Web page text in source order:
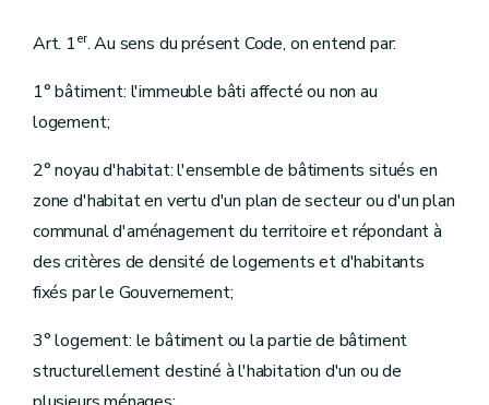
Des ressources
Section 6 De la structure et du fonctionnement
Sous-section 2 Du conseil d'administration
Section 7
Sous-section première Du comité de gestion financière
Sous-section 2 Des commissaires et de l'observateur du Gouvernement
Du contrôle révisoral
Section 9 Du budget, de la comptabilité, des programmes d'investissements
Sous-section première Du budget
De la comptabilité
Sous-section 3
Chapitre II Des sociétés de logement de service public
Section première
Des missions et moyens d'action
Section 2 De la structure des sociétés de logement de service public
Art. 1er. Au sens du présent Code, on entend par:
1° bâtiment: l'immeuble bâti affecté ou non au
logement;
2° noyau d'habitat: l'ensemble de bâtiments situés en
zone d'habitat en vertu d'un plan de secteur ou d'un plan
communal d'aménagement du territoire et répondant à
des critères de densité de logements et d'habitants
fixés par le Gouvernement;
3° logement: le bâtiment ou la partie de bâtiment
structurellement destiné à l'habitation d'un ou de